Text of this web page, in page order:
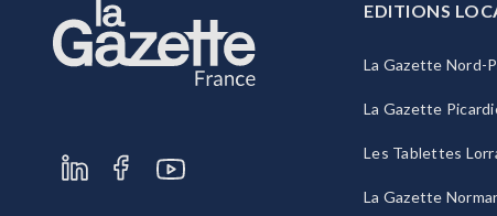
EDITIONS
La Gazette Nord-
La Gazette
Les Tablettes
La Gazette